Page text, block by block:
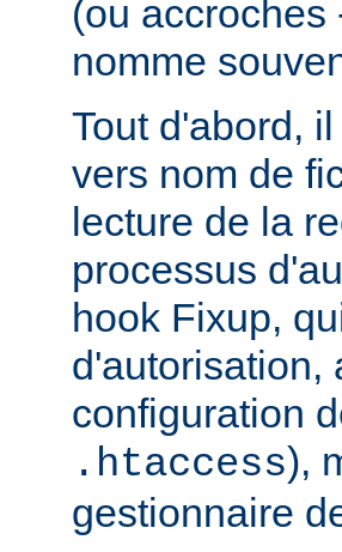
(ou accroches
nomme
Tout d'abord,
vers nom de
lecture de la
processus
hook Fixup,
d'autorisation,
configuration
.htaccess),
gestionnaire